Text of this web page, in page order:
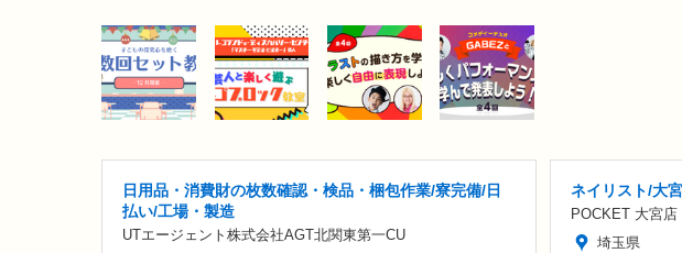
日用品・消費財の枚数確認・検品・梱包作業/寮完備/日
払い/工場・製造
UTエージェント株式会社AGT北関東第一CU
ネイリスト/大
POCKET 大宮店
埼玉県